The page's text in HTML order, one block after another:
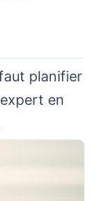
planifier
en